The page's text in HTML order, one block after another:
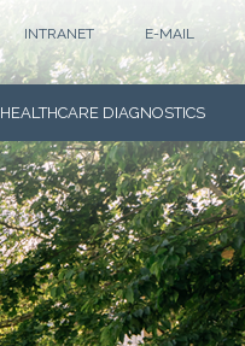
INTRANET E-MAIL
HEALTHCARE DIAGNOSTICS